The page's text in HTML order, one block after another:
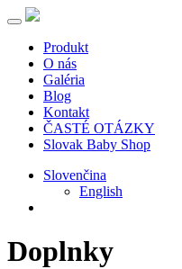
Produkt
O nás
Galéria
Blog
Kontakt
ČASTÉ OTÁZKY
Slovak Baby Shop
Slovenčina
English
Doplnky